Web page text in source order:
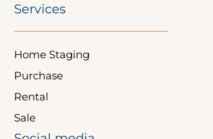
Services
Home Staging
Purchase
Rental
Sale